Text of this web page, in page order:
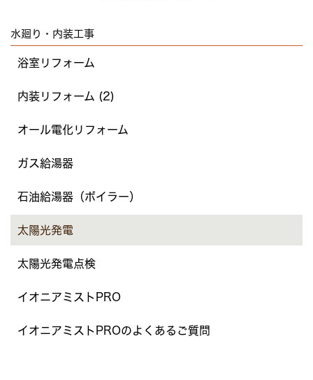
水廻り・内装工事
浴室リフォーム
内装リフォーム (2)
オール電化リフォーム
ガス給湯器
石油給湯器（ボイラー）
太陽光発電
太陽光発電点検
イオニアミストPRO
イオニアミストPROのよくあるご質問